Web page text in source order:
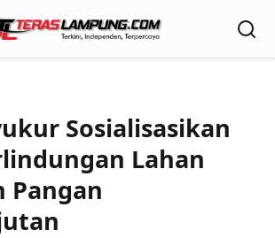
Sosialisasikan
Lahan
Pangan